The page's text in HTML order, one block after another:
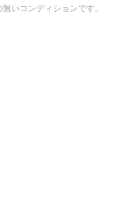
いコンディションです。